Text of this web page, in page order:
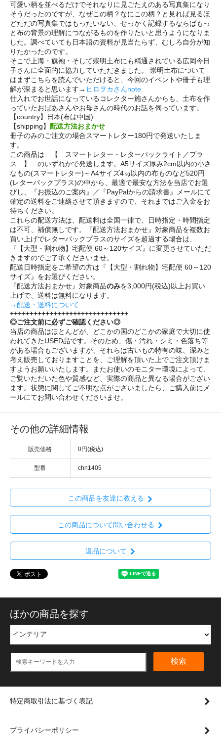
可愛い柄を並べるだけでそれなりに見ごたえのある写真集になり
そうだったのですが、なぜこの柄？なにこの柄？と見れば見るほ
どただの写真集ではもったいない、せっかく記録するならばもっ
と布の背景の理解につながるものを作りたいと思うようになりま
した。調べていても日本語の資料が見当たらず、むしろ自分が知
りたかったのです。
そこで上海・旗袍・そして崇明土布にも精通されている広岡今日
子さんに全面的に協力していただきました。 崇明土布について
はまずこちらを読んでいただけると、今回のイベントや冊子も理
解が深まると思います→ ヒロヲカさんnote
仕入れでお世話になっているコレクター施さんからも、土布を作
っていたおばあさんやお母さんの時代のお話を伺っています。
【country】日本(布は中国)
【shipping】 配送方法おまかせ
冊子のみのご注文の場合スマートレター180円で発送いたしま
す。
この商品は 【 スマートレター・レターパックライト／プラ
ス 】 のいずれかで発送します。A5サイズ厚み2cm以内の小さ
なもの(スマートレター)～A4サイズ4㎏以内の布ものなど520円
(レターパックプラス)の中から、最適で最安な方法を当店でお選
びし、『お振込のご案内』／『PayPalからの請求書』メールにて
確定の送料をご連絡させて頂きますので、それまではご入金をお
待ちください。
これらの配送方法は、配送料は全国一律で、日時指定・時間指定
は不可、補償無しです。『配送方法おまかせ』対象商品を複数お
買い上げでレターパックプラスのサイズを超過する場合は、
『【大型・割れ物】宅配便 60～120サイズ』に変更させていただ
きますのでご了承くださいませ。
配送日時指定をご希望の方は『【大型・割れ物】宅配便 60～120
サイズ』をお選びください。
『配送方法おまかせ』対象商品のみを3,000円(税込)以上お買い
上げで、送料は無料になります。
→配送・送料について
++++++++++++++++++++++++++++++
◎ご注文前に必ずご確認ください◎
当店の商品はほとんどが、どこかの国のどこかの家庭で大切に使
われてきたUSED品です。そのため、傷・汚れ・シミ・色落ち等
がある場合もございますが、それらは古いもの特有の味、深みと
考え販売しておりますことを、ご理解を頂いた上でご注文頂けま
すようお願いいたします。またお使いのモニター環境によって、
ご覧いただいた色や質感など、実際の商品と異なる場合がござい
ます。状態に関してご不明な点がございましたら、ご購入前にメ
ールにてお問い合わせくださいませ。
その他の詳細情報
販売価格 0円(税込)
型番 chn1405
この商品を友達に教える
この商品について問い合わせる
返品について
ほかの商品を探す
検索
特定商取引法に基づく表記
プライバシーポリシー